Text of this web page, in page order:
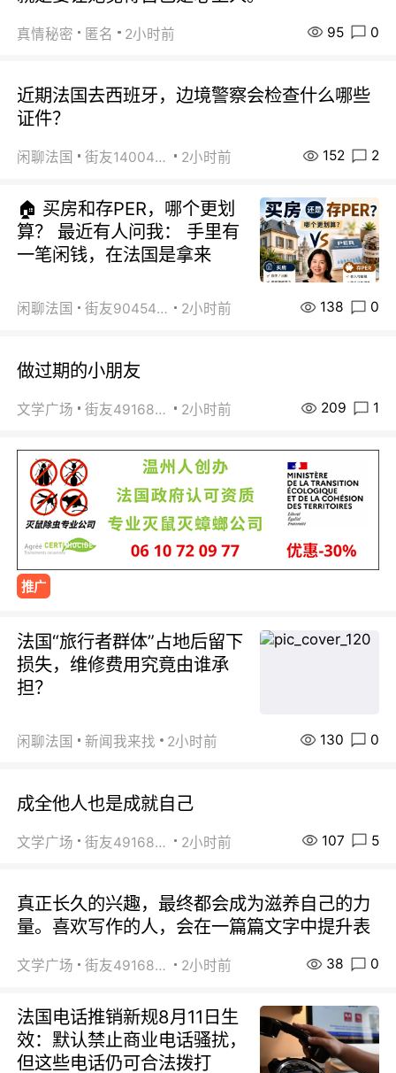
真情秘密 匿名 2小时前 95 0
近期法国去西班牙，边境警察会检查什么哪些
证件？
闲聊法国 街友14004820 2小时前 152 2
🏠 买房和存PER，哪个更划
算？ 最近有人问我： 手里有
一笔闲钱，在法国是拿来
闲聊法国 街友90454511 2小时前 138 0
做过期的小朋友
文学广场 街友49168527 2小时前 209 1
推广
法国“旅行者群体”占地后留下
损失，维修费用究竟由谁承
担？
闲聊法国 新闻我来找 2小时前 130 0
成全他人也是成就自己
文学广场 街友49168527 2小时前 107 5
真正长久的兴趣，最终都会成为滋养自己的力
量。喜欢写作的人，会在一篇篇文字中提升表
文学广场 街友49168527 2小时前 38 0
法国电话推销新规8月11日生
效：默认禁止商业电话骚扰，
但这些电话仍可合法拨打